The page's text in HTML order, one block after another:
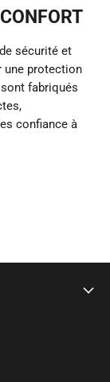
sécurité et
une protection
fabriqués
confiance à